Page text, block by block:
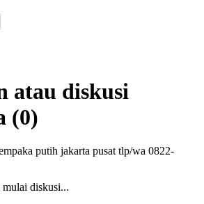
atau diskusi
(0)
putih jakarta pusat tlp/wa 0822-
diskusi...